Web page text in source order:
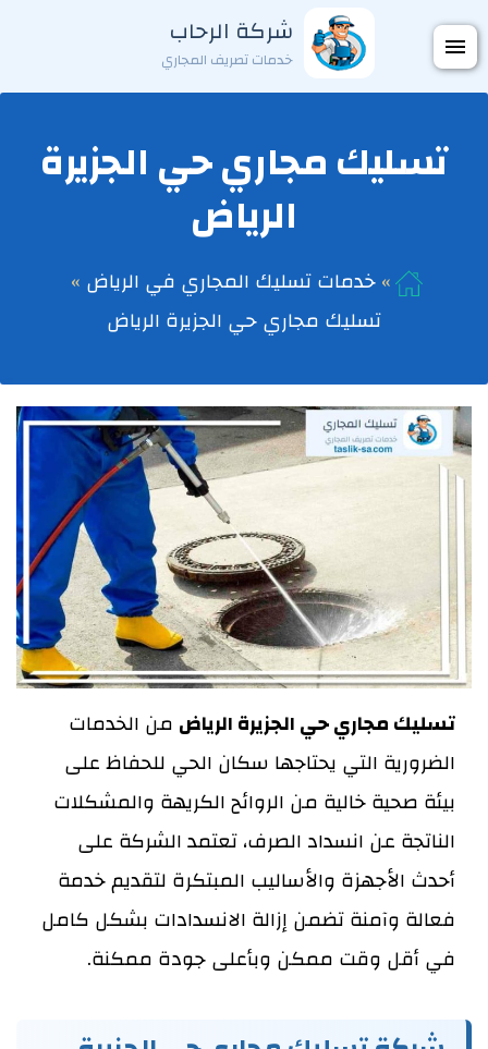
التجاوز
إلى
المحتوى
القائمة
شركة الرحاب
خدمات تصريف المجاري
تسليك مجاري حي الجزيرة
الرياض
خدمات تسليك المجاري في الرياض
تسليك مجاري حي الجزيرة الرياض
تسليك مجاري حي الجزيرة الرياض من الخدمات
الضرورية التي يحتاجها سكان الحي للحفاظ على
بيئة صحية خالية من الروائح الكريهة والمشكلات
الناتجة عن انسداد الصرف، تعتمد الشركة على
أحدث الأجهزة والأساليب المبتكرة لتقديم خدمة
فعالة وآمنة تضمن إزالة الانسدادات بشكل كامل
في أقل وقت ممكن وبأعلى جودة ممكنة.